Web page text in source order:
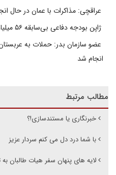
عراقچی: مذاکرات با عمان در حال
ژاپن بودجه دفاعی بی‌سابقه ۵۶ میلیارد دلاری را در نظر دارد
عضو سازمان بدر: حملات به عربستان
انجام شد
مطالب مرتبط
خبرنگاری یا مستندسازی!؟
با شما درد دل می کنم سردار عزیز
لایه های پنهان سفر هیات طالبان به